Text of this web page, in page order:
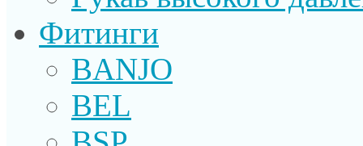
Фитинги
BANJO
BEL